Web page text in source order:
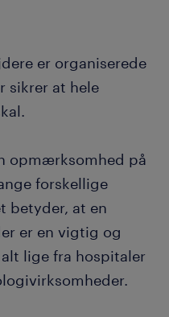
er organiserede
sikrer at hele
opmærksomhed på
forskellige
betyder, at en
er en vigtig og
lige fra hospitaler